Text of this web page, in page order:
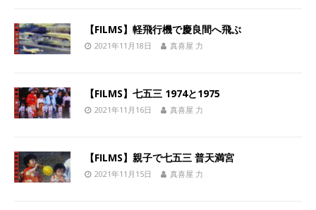
【FILMS】軽飛行機で慶良間へ飛ぶ
2021年11月18日 真喜屋 力
【FILMS】七五三 1974と1975
2021年11月16日 真喜屋 力
【FILMS】親子で七五三 普天満宮
2021年11月15日 真喜屋 力